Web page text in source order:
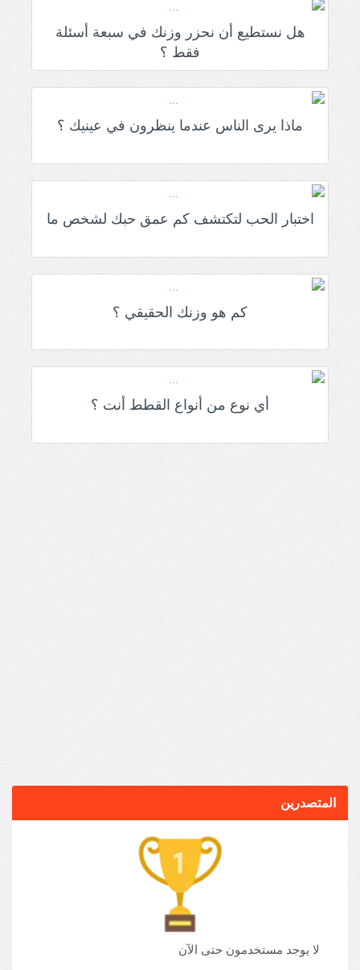
هل نستطيع أن نحزر وزنك في سبعة أسئلة
فقط ؟
ماذا يرى الناس عندما ينظرون في عينيك ؟
اختبار الحب لتكتشف كم عمق حبك لشخص ما
كم هو وزنك الحقيقي ؟
أي نوع من أنواع القطط أنت ؟
المتصدرين
لا يوجد مستخدمون حتى الآن